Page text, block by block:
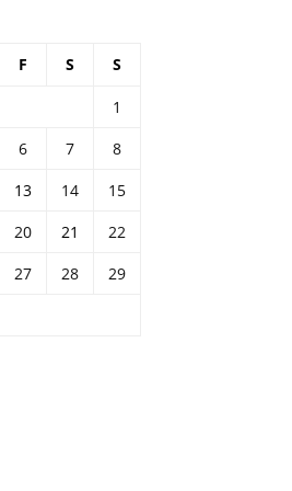
F S S
1
6 7
8
13 14
15
20 21
22
27 28
29